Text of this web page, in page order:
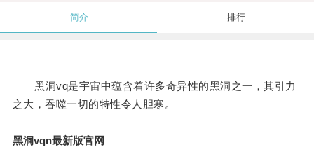
简介 排行
黑洞vq是宇宙中蕴含着许多奇异性的黑洞之一，其引力
之大，吞噬一切的特性令人胆寒。
黑洞vqn最新版官网